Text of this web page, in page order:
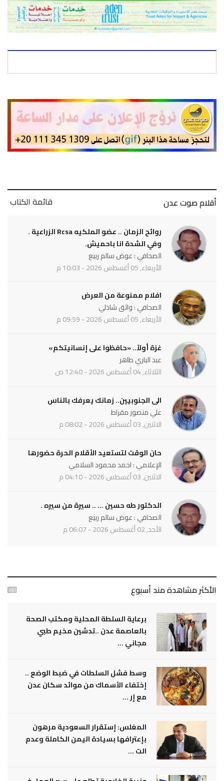
أقلام صوت عدن قائمة الكتاب
روائح الزمان .. عضو الملكيه Rcsa الزراعية .
وفي الشدة انا باحميش.
الصحافي : عوض سالم ربيع
الأربعاء, 05 أغسطس 2026 - 10:03 م
افلام ممنوعة من العرض
الصحافي : واثق شاذلي
الأربعاء, 05 أغسطس 2026 - 09:59 م
غزة أولاً.. «حافظوا على إنسانيتكم»
عبد الباري طاهر
الثلاثاء, 04 أغسطس 2026 - 12:40 ص
الى الجنوبيين.. زمانك يعرفك بالناس
علي منصور مقراط
الاثنين, 03 أغسطس 2026 - 08:02 م
حان الوقت لتستعيد الأقلام الحرة حضورها
الإعلامي : احمد محمود السلامي
الاثنين, 03 أغسطس 2026 - 04:10 م
الدكتور طه حسين ... .. سيرة من سيره .
الصحافي : عوض سالم ربيع
الأحد, 02 أغسطس 2026 - 06:07 م
الأكثر مشاهدة مند أسبوع
برعاية السلطة المحلية ومكتب الصحة
بالعاصمة عدن ..تدشين مخيم طبي
مجاني ...
وسط فشل السلطات في ضبط الوضع ..
إختفاء الأسماك من موائد سكان عدن
مع إر ...
المغلس: إستقرار السعودية مرهون
بإعترافها بسيادة اليمن الكاملة وعدم
الت ...